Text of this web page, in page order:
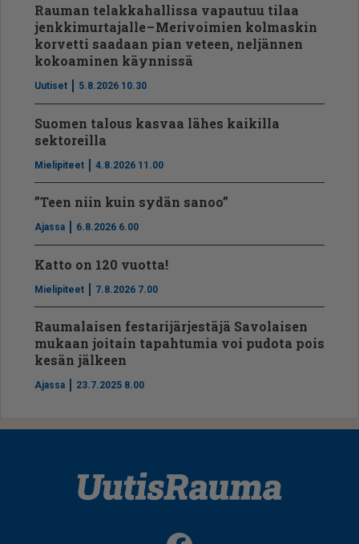
Rauman telakkahallissa vapautuu tilaa
jenkkimurtajalle – Merivoimien kolmaskin
korvetti saadaan pian veteen, neljännen
kokoaminen käynnissä
Uutiset 5.8.2026 10.30
Suomen talous kasvaa lähes kaikilla
sektoreilla
Mielipiteet 4.8.2026 11.00
”Teen niin kuin sydän sanoo”
Ajassa 6.8.2026 6.00
Katto on 120 vuotta!
Mielipiteet 7.8.2026 7.00
Raumalaisen festarijärjestäjä Savolaisen
mukaan joitain tapahtumia voi pudota pois
kesän jälkeen
Ajassa 23.7.2025 8.00